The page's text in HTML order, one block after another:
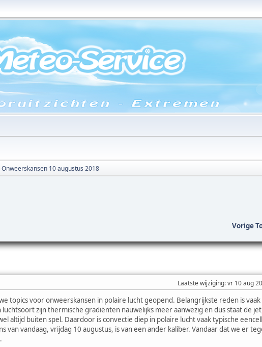
Onweerskansen 10 augustus 2018
Vorige
Laatste wijziging: vr 10 aug
topics voor onweerskansen in polaire lucht geopend. Belangrijkste reden is
zijn thermische gradiënten nauwelijks meer aanwezig en dus staat de
altijd buiten spel. Daardoor is convectie diep in polaire lucht vaak typische
van vandaag, vrijdag 10 augustus, is van een ander kaliber. Vandaar dat we er